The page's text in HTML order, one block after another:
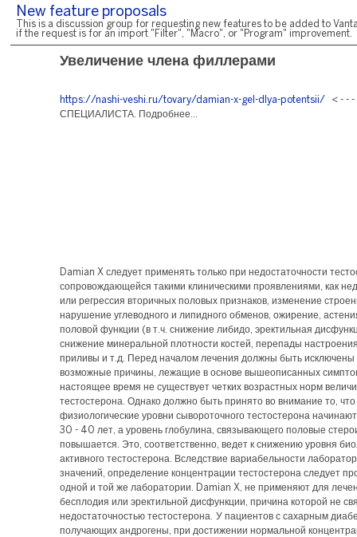
New feature proposals
This is a discussion group for requesting new features to be added to
if the request is for an import "Filter", "Macro", or "Program" improvement.
Увеличение члена филлерами
https://nashi-veshi.ru/tovary/damian-x-gel-dlya-potentsii/ < - -
СПЕЦИАЛИСТА. Подробнее...
Damian X следует применять только при недостаточности
сопровождающейся такими клиническими проявлениями, как
или регрессия вторичных половых признаков, изменение
нарушение углеводного и липидного обменов, ожирение,
половой функции (в т.ч. снижение либидо, эректильная
снижение минеральной плотности костей, перепады
приливы и т.д. Перед началом лечения должны быть исключены
возможные причины, лежащие в основе вышеописанных
настоящее время не существует четких возрастных норм
тестостерона. Однако должно быть принято во внимание то, что
физиологические уровни сывороточного тестостерона
30 - 40 лет, а уровень глобулина, связывающего половые
повышается. Это, соответственно, ведет к снижению уровня
активного тестостерона. Вследствие вариабельности
значений, определение концентрации тестостерона следует
одной и той же лаборатории. Damian X, не применяют для
бесплодия или эректильной дисфункции, причина которой не
недостаточностью тестостерона. У пациентов с сахарным
получающих андрогены, при достижении нормальной